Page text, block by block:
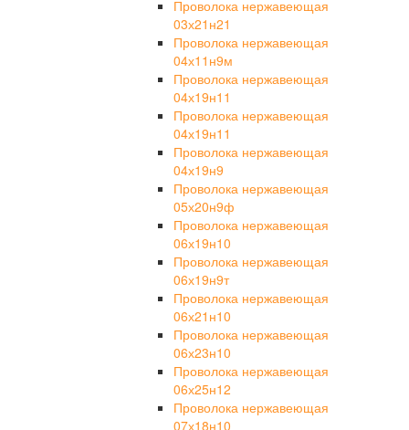
Проволока нержавеющая
03х21н21
Проволока нержавеющая
04х11н9м
Проволока нержавеющая
04х19н11
Проволока нержавеющая
04х19н11
Проволока нержавеющая
04х19н9
Проволока нержавеющая
05х20н9ф
Проволока нержавеющая
06х19н10
Проволока нержавеющая
06х19н9т
Проволока нержавеющая
06х21н10
Проволока нержавеющая
06х23н10
Проволока нержавеющая
06х25н12
Проволока нержавеющая
07х18н10